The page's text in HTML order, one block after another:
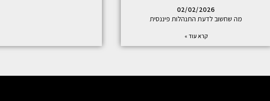
02/02/2026
מה שחשוב לדעת התנהלות פיננסית
קרא עוד »